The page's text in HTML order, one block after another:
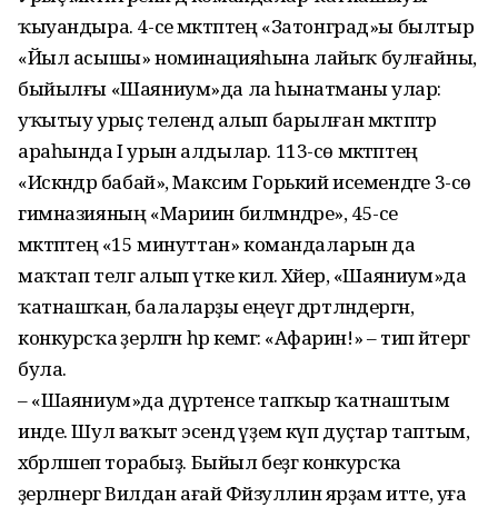
ҡыуандыра. 4-се мәктәптең «Затонград»ы былтыр
«Йыл асышы» номинацияһына лайыҡ бул­ғайны,
быйылғы «Шаяниум»­да ла һынатманы улар:
уҡытыу урыҫ телендә алып барылған мәктәптәр
араһында I урын алдылар. 113-сө мәктәптең
«Искәндәр бабай», Максим Горький исемендәге 3-сө
гимназияның «Мариин билмәндәре», 45-се
мәктәптең «15 минуттан» командаларын да
маҡтап телгә алып үтке килә. Хәйер, «Шаяниум»­да
ҡатнашҡан, балаларҙы еңеүгә дәртләндергән,
конкурсҡа әҙерләгән һәр кемгә: «Афарин!» – тип әйтергә
була.
– «Шаяниум»да дүртенсе тап­ҡыр ҡатнаштым
инде. Шул ваҡыт эсендә үҙемә күп дуҫтар таптым,
хәбәрләшеп торабыҙ. Быйыл беҙгә конкурсҡа
әҙерләнергә Вилдан ағай Фәйзуллин ярҙам итте, уға